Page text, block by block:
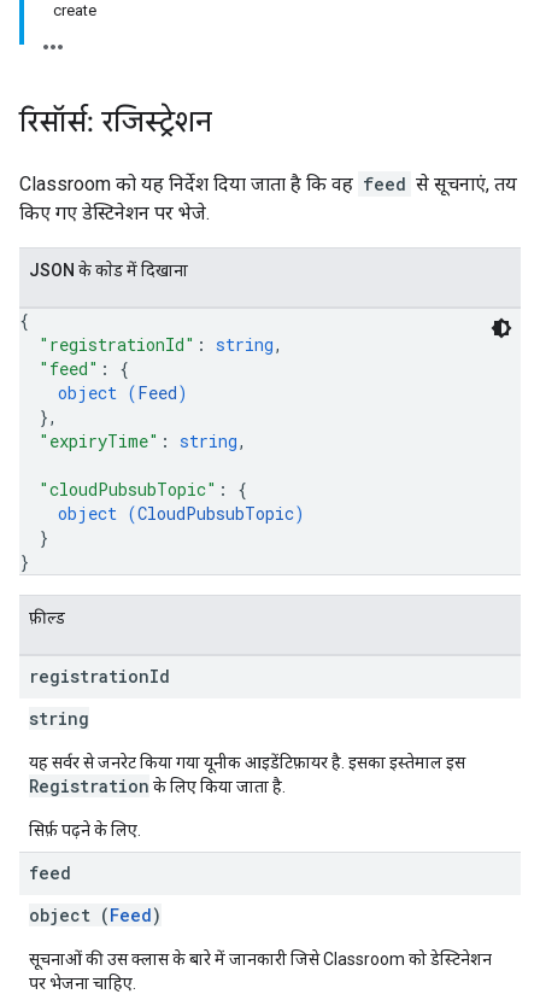
create
रिसॉर्स: रजिस्ट्रेशन
Classroom को यह निर्देश दिया जाता है कि वह feed से सूचनाएं, तय
किए गए डेस्टिनेशन पर भेजे.
JSON के काेड में दिखाना
{
"registrationId" : string,
"feed" : {
object (Feed)
},
"expiryTime" : string,
"cloudPubsubTopic" : {
object (CloudPubsubTopic)
}
}
फ़ील्ड
registrationId
string
यह सर्वर से जनरेट किया गया यूनीक आइडेंटिफ़ायर है. इसका इस्तेमाल इस
Registration के लिए किया जाता है.
सिर्फ़ पढ़ने के लिए.
feed
object (Feed)
सूचनाओं की उस क्लास के बारे में जानकारी जिसे Classroom को डेस्टिनेशन
पर भेजना चाहिए.